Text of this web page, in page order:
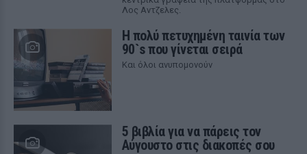
Λος Αντζελες.
Η πολύ πετυχημένη ταινία των
90`s που γίνεται σειρά
Και όλοι ανυπομονούν
5 βιβλία για να πάρεις τον
Αύγουστο στις διακοπές σου